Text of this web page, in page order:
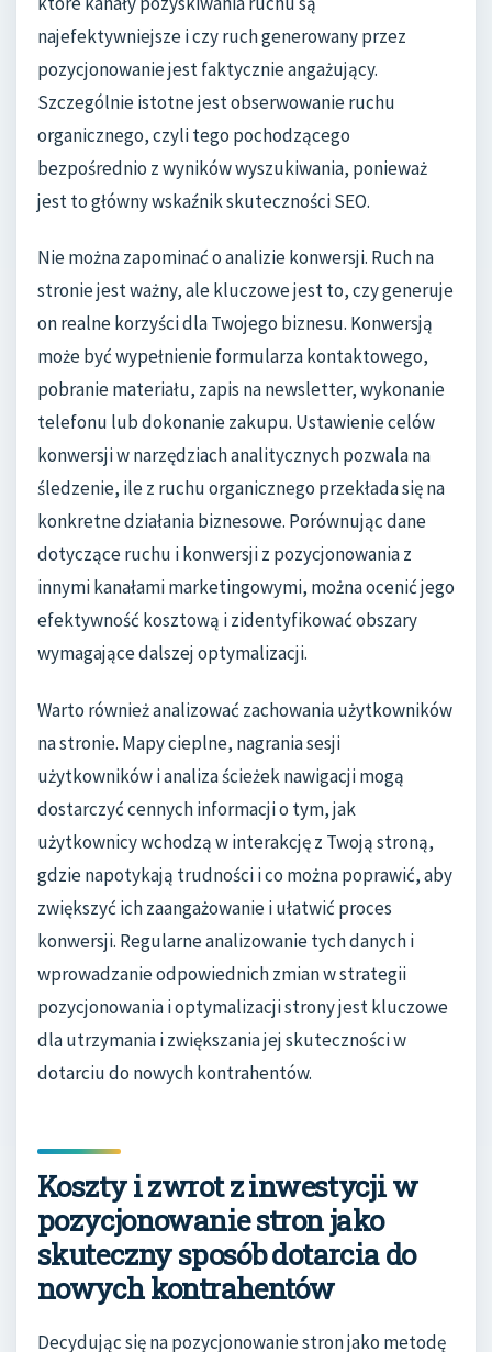
najefektywniejsze i czy ruch generowany przez
pozycjonowanie jest faktycznie angażujący.
Szczególnie istotne jest obserwowanie ruchu
organicznego, czyli tego pochodzącego
bezpośrednio z wyników wyszukiwania, ponieważ
jest to główny wskaźnik skuteczności SEO.
Nie można zapominać o analizie konwersji. Ruch na
stronie jest ważny, ale kluczowe jest to, czy generuje
on realne korzyści dla Twojego biznesu. Konwersją
może być wypełnienie formularza kontaktowego,
pobranie materiału, zapis na newsletter, wykonanie
telefonu lub dokonanie zakupu. Ustawienie celów
konwersji w narzędziach analitycznych pozwala na
śledzenie, ile z ruchu organicznego przekłada się na
konkretne działania biznesowe. Porównując dane
dotyczące ruchu i konwersji z pozycjonowania z
innymi kanałami marketingowymi, można ocenić jego
efektywność kosztową i zidentyfikować obszary
wymagające dalszej optymalizacji.
Warto również analizować zachowania użytkowników
na stronie. Mapy cieplne, nagrania sesji
użytkowników i analiza ścieżek nawigacji mogą
dostarczyć cennych informacji o tym, jak
użytkownicy wchodzą w interakcję z Twoją stroną,
gdzie napotykają trudności i co można poprawić, aby
zwiększyć ich zaangażowanie i ułatwić proces
konwersji. Regularne analizowanie tych danych i
wprowadzanie odpowiednich zmian w strategii
pozycjonowania i optymalizacji strony jest kluczowe
dla utrzymania i zwiększania jej skuteczności w
dotarciu do nowych kontrahentów.
Koszty i zwrot z inwestycji w
pozycjonowanie stron jako
skuteczny sposób dotarcia do
nowych kontrahentów
Decydując się na pozycjonowanie stron jako metodę